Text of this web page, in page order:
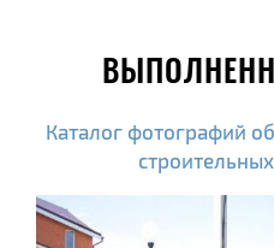
Каталог фотографий